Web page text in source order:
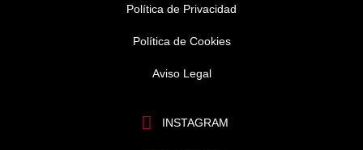
Política de Privacidad
Política de Cookies
Aviso Legal
INSTAGRAM